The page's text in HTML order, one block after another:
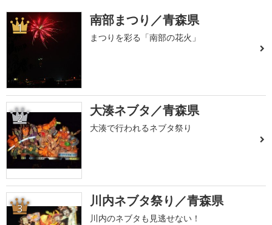
1 南部まつり／青森県
まつりを彩る「南部の花火」
2 大湊ネブタ／青森県
大湊で行われるネブタ祭り
3 川内ネブタ祭り／青森県
川内のネブタも見逃せない！